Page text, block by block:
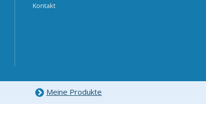
Kontakt
Meine Produkte